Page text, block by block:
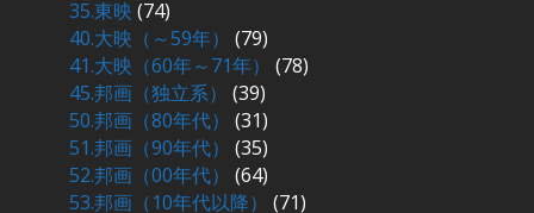
35.東映 (74)
40.大映（～59年）
(79)
41.大映（60年～71年）
(78)
45.邦画（独立系）
(39)
50.邦画（80年代）
(31)
51.邦画（90年代）
(35)
52.邦画（00年代）
(64)
53.邦画（10年代以降）
(71)